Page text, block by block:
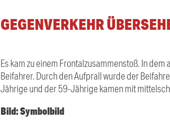
GEGENVERKEHR
Es kam zu einem Frontalzusammenstoß. In
Beifahrer. Durch den Aufprall wurde der
Jährige und der 59-Jährige kamen mit
Bild: Symbolbild